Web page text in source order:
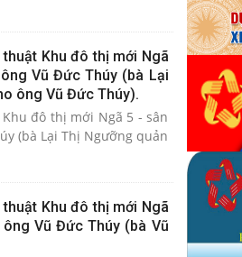
Khu đô thị mới Ngã
Vũ Đức Thúy (bà Lại
ông Vũ Đức Thúy).
đô thị mới Ngã 5 - sân
(bà Lại Thị Ngưỡng quản
Khu đô thị mới Ngã
Vũ Đức Thúy (bà Vũ